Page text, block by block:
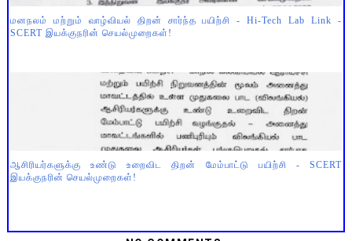
மனநலம் மற்றும் வாழ்வியல் திறன் சார்ந்த பயிற்சி - Hi-Tech Lab Link -
SCERT இயக்குநரின் செயல்முறைகள்!
ஆசிரியர்களுக்கு உண்டு உறைவிட திறன் மேம்பாட்டு பயிற்சி - SCERT
இயக்குநரின் செயல்முறைகள்!